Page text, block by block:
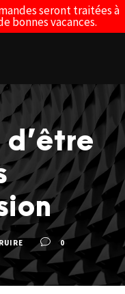
seront traitées à
bonnes vacances.
0